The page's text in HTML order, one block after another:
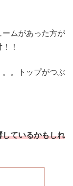
ームがあった方が
！
。トップがつぶ
ているかもしれ